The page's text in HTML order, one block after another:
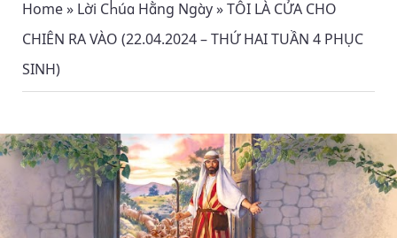
Home» Lời Chúa Hằng Ngày» TÔI LÀ CỬA CHO
CHIÊN RA VÀO (22.04.2024 – THỨ HAI TUẦN 4 PHỤC
SINH)